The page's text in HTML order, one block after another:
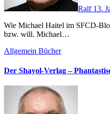
Ralf 13.
Wie Michael Haitel im SFCD-Blog schreibt, wird das Projekt Story-Center des Science Fiction Club Deutschland weitergeführt. Arno Behrend hat zum Jahresende verkündet, dass er nicht weitermachen kann
bzw. will. Michael…
Allgemein Bücher
Der Shayol-Verlag –